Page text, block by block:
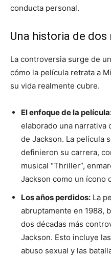
conducta personal.
Una historia de dos
La controversia surge de
cómo la película retrata a
su vida realmente cubre.
El enfoque de la
elaborado una narrativa
de Jackson. La película
definieron su carrera,
musical “Thriller”,
Jackson como un ícono
Los años perdidos: La
abruptamente en 1988,
dos décadas más
Jackson. Esto incluye
abuso sexual y las